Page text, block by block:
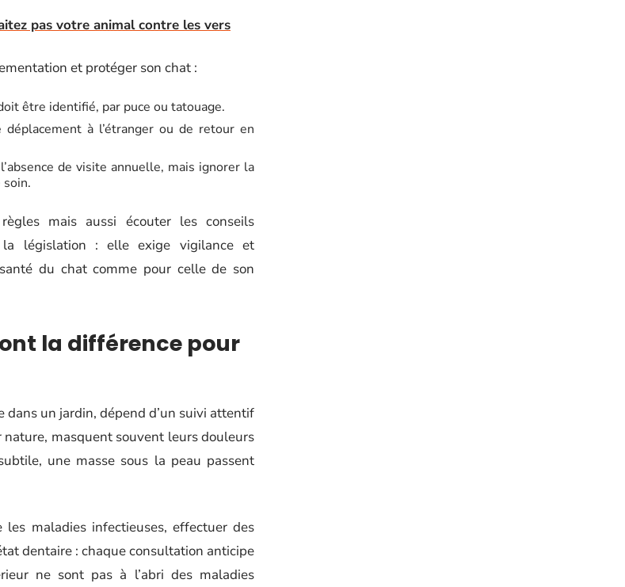
pas votre animal contre les vers
et protéger son chat :
être identifié, par puce ou tatouage.
à l’étranger ou de retour en
de visite annuelle, mais ignorer la
mais aussi écouter les conseils
législation : elle exige vigilance et
du chat comme pour celle de son
la différence pour
dans un jardin, dépend d’un suivi attentif
masquent souvent leurs douleurs
une masse sous la peau passent
maladies infectieuses, effectuer des
dentaire : chaque consultation anticipe
ne sont pas à l’abri des maladies